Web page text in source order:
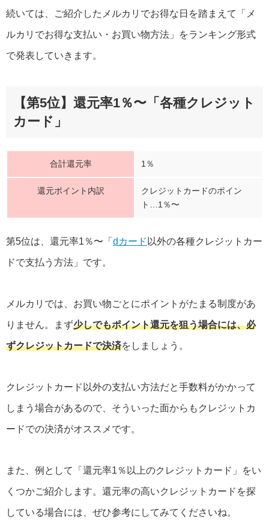
続いては、ご紹介したメルカリでお得な日を踏まえて「メ
ルカリでお得な支払い・お買い物方法」をランキング形式
で発表していきます。
【第5位】還元率1％〜「各種クレジット
カード」
合計還元率 1％
還元ポイント内訳
クレジットカードのポイン
ト…1％〜
第5位は、還元率1％〜「 dカード 以外の各種クレジットカー
ドで支払う方法」です。
メルカリでは、お買い物ごとにポイントがたまる制度があ
りません。まず少しでもポイント還元を狙う場合には、必
ずクレジットカードで決済をしましょう。
クレジットカード以外の支払い方法だと手数料がかかって
しまう場合があるので、そういった面からもクレジットカ
ードでの決済がオススメです。
また、例として「還元率1％以上のクレジットカード」をい
くつかご紹介します。還元率の高いクレジットカードを探
している場合には、ぜひ参考にしてみてくださいね。